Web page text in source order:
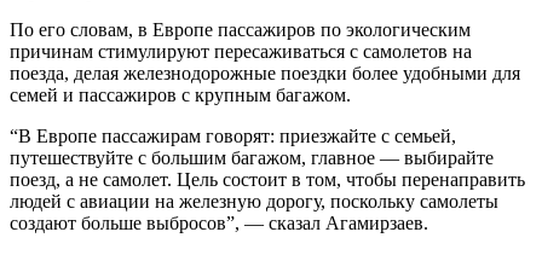
По его словам, в Европе пассажиров по экологическим
причинам стимулируют пересаживаться с самолетов на
поезда, делая железнодорожные поездки более удобными для
семей и пассажиров с крупным багажом.
“В Европе пассажирам говорят: приезжайте с семьей,
путешествуйте с большим багажом, главное — выбирайте
поезд, а не самолет. Цель состоит в том, чтобы перенаправить
людей с авиации на железную дорогу, поскольку самолеты
создают больше выбросов”, — сказал Агамирзаев.